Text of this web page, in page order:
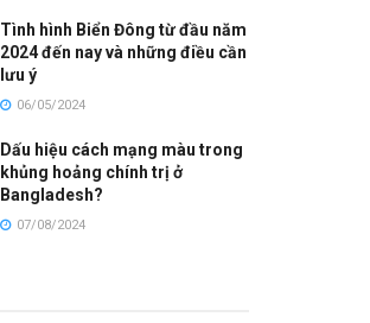
Tình hình Biển Đông từ đầu năm
2024 đến nay và những điều cần
lưu ý
06/05/2024
Dấu hiệu cách mạng màu trong
khủng hoảng chính trị ở
Bangladesh?
07/08/2024